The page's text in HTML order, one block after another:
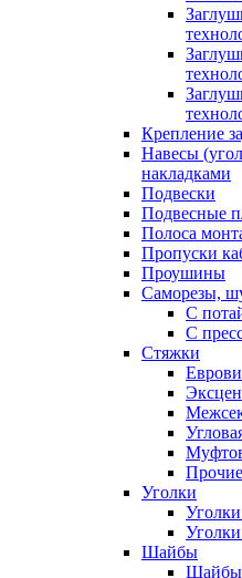
Крепление
Навесы
накладками
Подвески
Подвесные
Полоса
Пропуски
Проушины
Саморезы,
С
С
Стяжки
Уголки
Шайбы
Шайбы